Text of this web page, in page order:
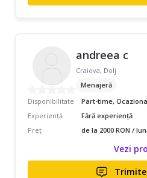
andreea c
Craiova, Dolj
Menajeră
Disponibilitate
Part-time,
Experiență
Fără experiență
Preț
de la 2000 RON /
Vezi